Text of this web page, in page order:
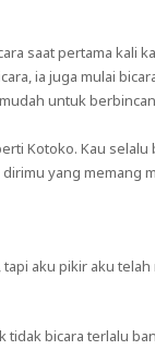
saat pertama kali
ia juga mulai
untuk
Kotoko. Kau
yang memang
aku pikir aku
tidak bicara terlalu